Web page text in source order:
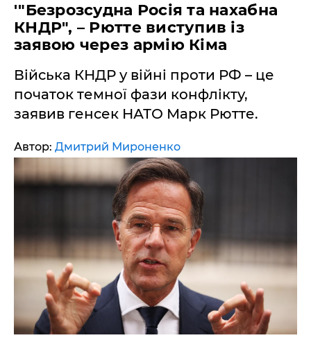
'"Безрозсудна Росія та нахабна
КНДР", – Рютте виступив із
заявою через армію Кіма
Війська КНДР у війні проти РФ – це
початок темної фази конфлікту,
заявив генсек НАТО Марк Рютте.
Автор: Дмитрий Мироненко